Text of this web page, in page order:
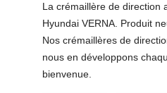
La crémaillère de direction
Hyundai VERNA. Produit
Nos crémaillères de
nous en développons
bienvenue.